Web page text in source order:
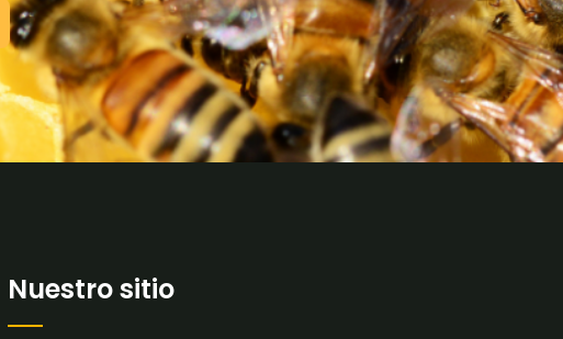
Nuestro sitio